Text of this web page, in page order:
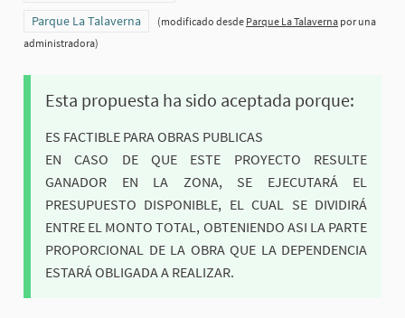
Resultados al filtrar por el ámbito: Parque La Talaverna
Parque La Talaverna (modificado desde Parque La Talaverna por una
administradora)
Esta propuesta ha sido aceptada porque:
ES FACTIBLE PARA OBRAS PUBLICAS
EN CASO DE QUE ESTE PROYECTO RESULTE
GANADOR EN LA ZONA, SE EJECUTARÁ EL
PRESUPUESTO DISPONIBLE, EL CUAL SE DIVIDIRÁ
ENTRE EL MONTO TOTAL, OBTENIENDO ASI LA PARTE
PROPORCIONAL DE LA OBRA QUE LA DEPENDENCIA
ESTARÁ OBLIGADA A REALIZAR.